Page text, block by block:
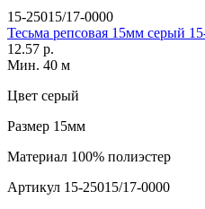
15-25015/17-0000
Тесьма репсовая 15мм серый
12.57 р.
Мин. 40 м
Цвет серый
Размер 15мм
Материал 100% полиэстер
Артикул 15-25015/17-0000